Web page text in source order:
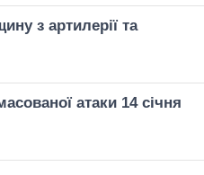
з артилерії та
атаки 14 січня